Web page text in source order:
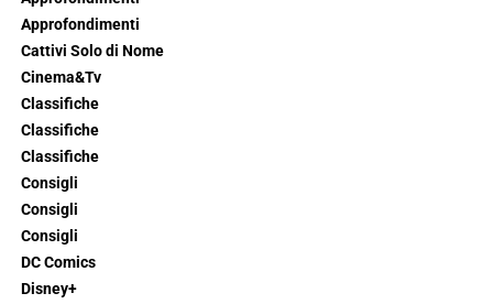
Approfondimenti
Cattivi Solo di Nome
Cinema&Tv
Classifiche
Classifiche
Classifiche
Consigli
Consigli
Consigli
DC Comics
Disney+